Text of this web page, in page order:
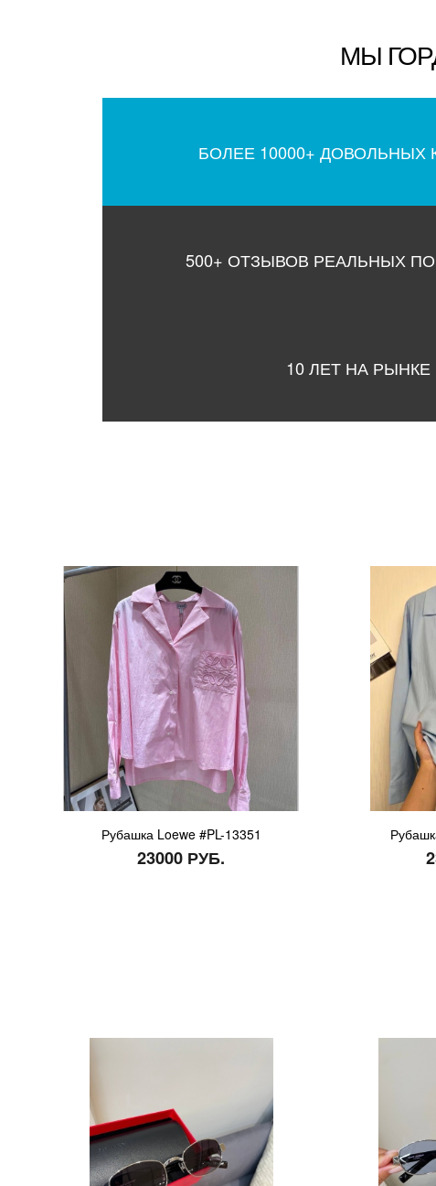
МЫ
БОЛЕЕ 10000+ ДОВОЛЬНЫХ
500+ ОТЗЫВОВ РЕАЛЬНЫХ
10 ЛЕТ НА РЫНКЕ
Рубашка Loewe #PL-13351
23000 РУБ.